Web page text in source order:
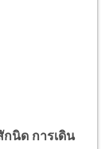
นิด การเดิน